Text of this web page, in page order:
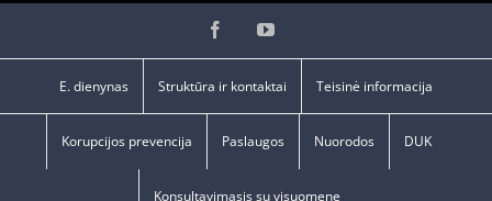
FacebookYouTube
E. dienynas Struktūra ir kontaktai Teisinė informacija
Korupcijos prevencija Paslaugos Nuorodos DUK
Konsultavimasis su visuomene